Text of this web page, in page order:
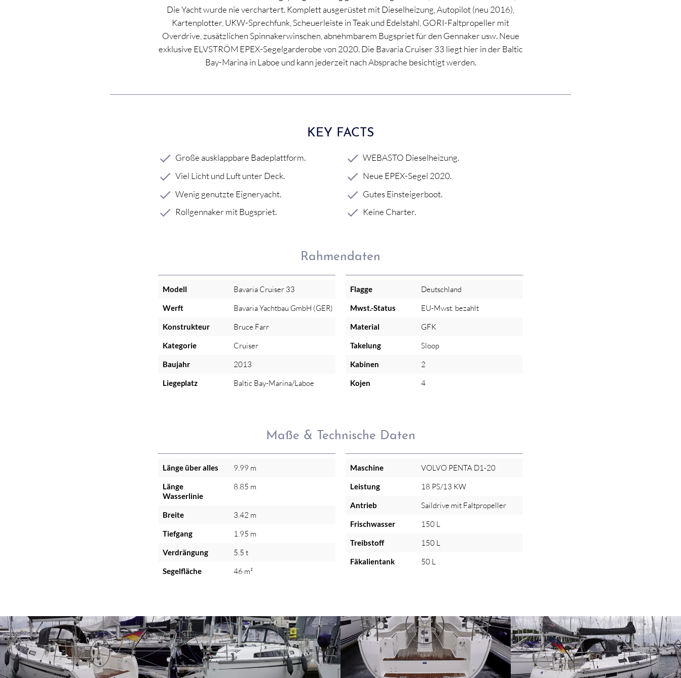
Die Yacht wurde nie verchartert. Komplett ausgerüstet mit Dieselheizung, Autopilot (neu 2016),
Kartenplotter, UKW-Sprechfunk, Scheuerleiste in Teak und Edelstahl, GORI-Faltpropeller mit
Overdrive, zusätzlichen Spinnakerwinschen, abnehmbarem Bugspriet für den Gennaker usw. Neue
exklusive ELVSTRÖM EPEX-Segelgarderobe von 2020. Die Bavaria Cruiser 33 liegt hier in der Baltic
Bay-Marina in Laboe und kann jederzeit nach Absprache besichtigt werden.
KEY FACTS
Große ausklappbare Badeplattform.
Viel Licht und Luft unter Deck.
Wenig genutzte Eigneryacht.
Rollgennaker mit Bugspriet.
WEBASTO Dieselheizung.
Neue EPEX-Segel 2020.
Gutes Einsteigerboot.
Keine Charter.
Rahmendaten
Modell Bavaria Cruiser 33
Werft Bavaria Yachtbau GmbH (GER)
Konstrukteur Bruce Farr
Kategorie Cruiser
Baujahr 2013
Liegeplatz Baltic Bay-Marina/Laboe
Flagge Deutschland
Mwst.-Status EU-Mwst. bezahlt
Material GFK
Takelung Sloop
Kabinen 2
Kojen 4
Maße & Technische Daten
Länge über alles 9.99 m
Länge
Wasserlinie
8.85 m
Breite 3.42 m
Tiefgang 1.95 m
Verdrängung 5.5 t
Segelfläche 46 m²
Maschine VOLVO PENTA D1-20
Leistung 18 PS/13 KW
Antrieb Saildrive mit Faltpropeller
Frischwasser 150 L
Treibstoff 150 L
Fäkalientank 50 L